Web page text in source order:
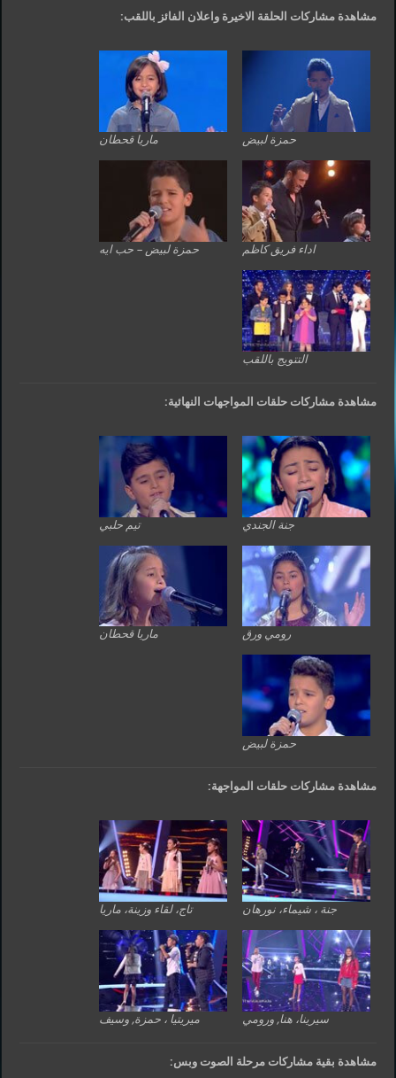
مشاهدة مشاركات الحلقة الاخيرة واعلان الفائز باللقب:
حمزة لبيض ماريا قحطان
اداء فريق كاظم حمزة لبيض – حب ايه
التتويج باللقب
مشاهدة مشاركات حلقات المواجهات النهائية:
جنة الجندي تيم حلبي
رومي ورق ماريا قحطان
حمزة لبيض
مشاهدة مشاركات حلقات المواجهة:
جنة ، شيماء، نورهان تاج، لقاء وزينة، ماريا
سيرينا، هنا, ورومي ميريتيا ، حمزة, وسيف
مشاهدة بقية مشاركات مرحلة الصوت وبس: